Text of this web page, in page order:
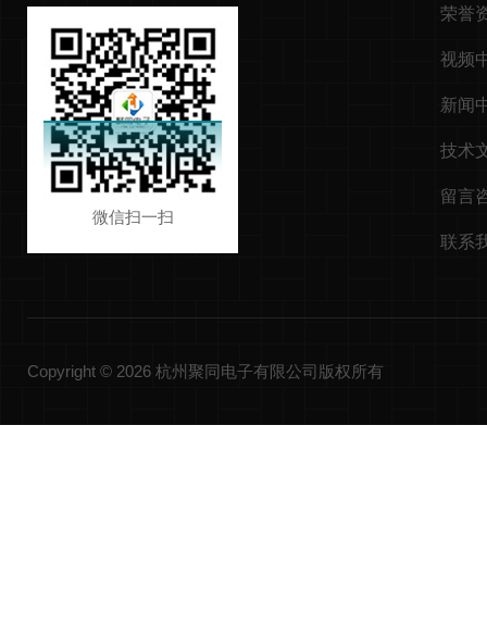
微信扫一扫
荣誉
视频
新闻
技术
留言
联系
Copyright © 2026 杭州聚同电子有限公司版权所有